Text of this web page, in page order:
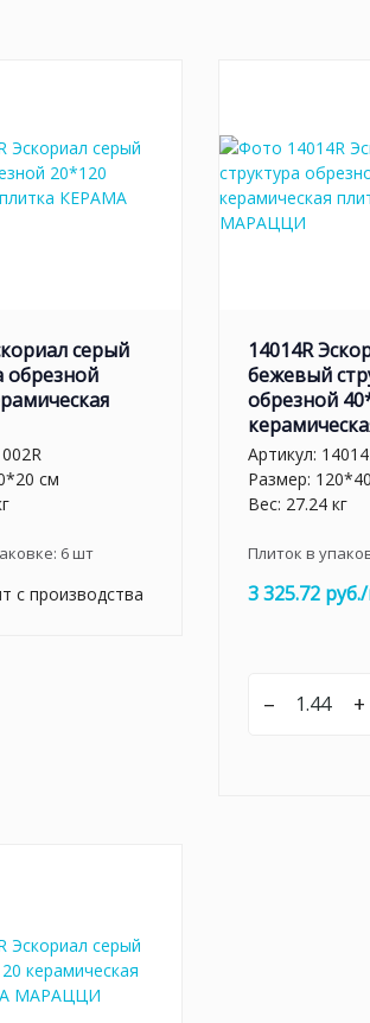
серый
обрезной
см
6шт
с производства
14014R
бежевый
обрезной
Артикул:
Размер:
Вес: 27.24 кг
Плиток в
3 325.72
– +